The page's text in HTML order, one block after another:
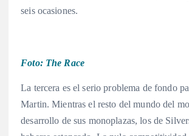
seis ocasiones.
Foto: The Race
La tercera es el serio problema de fondo
Martin. Mientras el resto del mundo del
desarrollo de sus monoplazas, los de